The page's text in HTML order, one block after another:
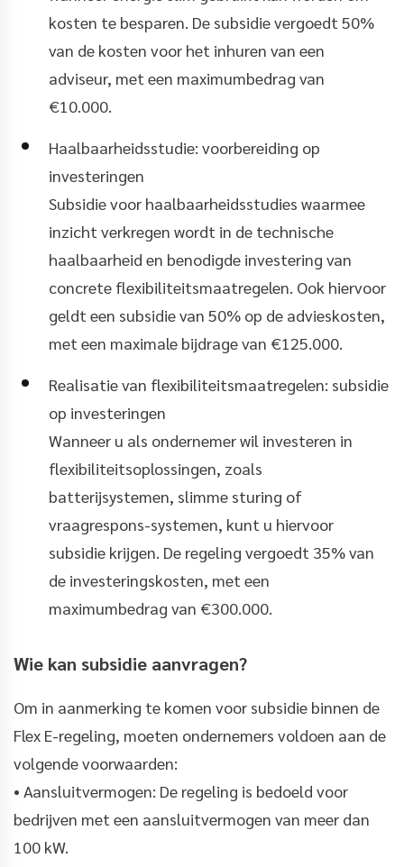
kosten te besparen. De subsidie vergoedt 50%
van de kosten voor het inhuren van een
adviseur, met een maximumbedrag van
€10.000.
Haalbaarheidsstudie: voorbereiding op
investeringen
Subsidie voor haalbaarheidsstudies waarmee
inzicht verkregen wordt in de technische
haalbaarheid en benodigde investering van
concrete flexibiliteitsmaatregelen. Ook hiervoor
geldt een subsidie van 50% op de advieskosten,
met een maximale bijdrage van €125.000.
Realisatie van flexibiliteitsmaatregelen: subsidie
op investeringen
Wanneer u als ondernemer wil investeren in
flexibiliteitsoplossingen, zoals
batterijsystemen, slimme sturing of
vraagrespons-systemen, kunt u hiervoor
subsidie krijgen. De regeling vergoedt 35% van
de investeringskosten, met een
maximumbedrag van €300.000.
Wie kan subsidie aanvragen?
Om in aanmerking te komen voor subsidie binnen de
Flex E-regeling, moeten ondernemers voldoen aan de
volgende voorwaarden:
• Aansluitvermogen: De regeling is bedoeld voor
bedrijven met een aansluitvermogen van meer dan
100 kW.